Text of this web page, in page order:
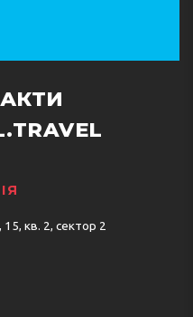
кв. 2, сектор 2